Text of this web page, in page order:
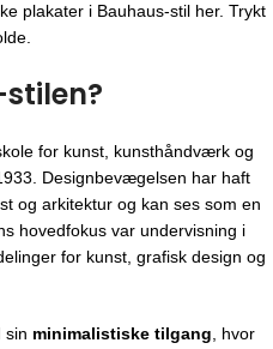
plakater i Bauhaus-stil her. Trykt
for kunst, kunsthåndværk og
Designbevægelsen har haft
og arkitektur og kan ses som en
hovedfokus var undervisning i
for kunst, grafisk design og
sin minimalistiske tilgang , hvor